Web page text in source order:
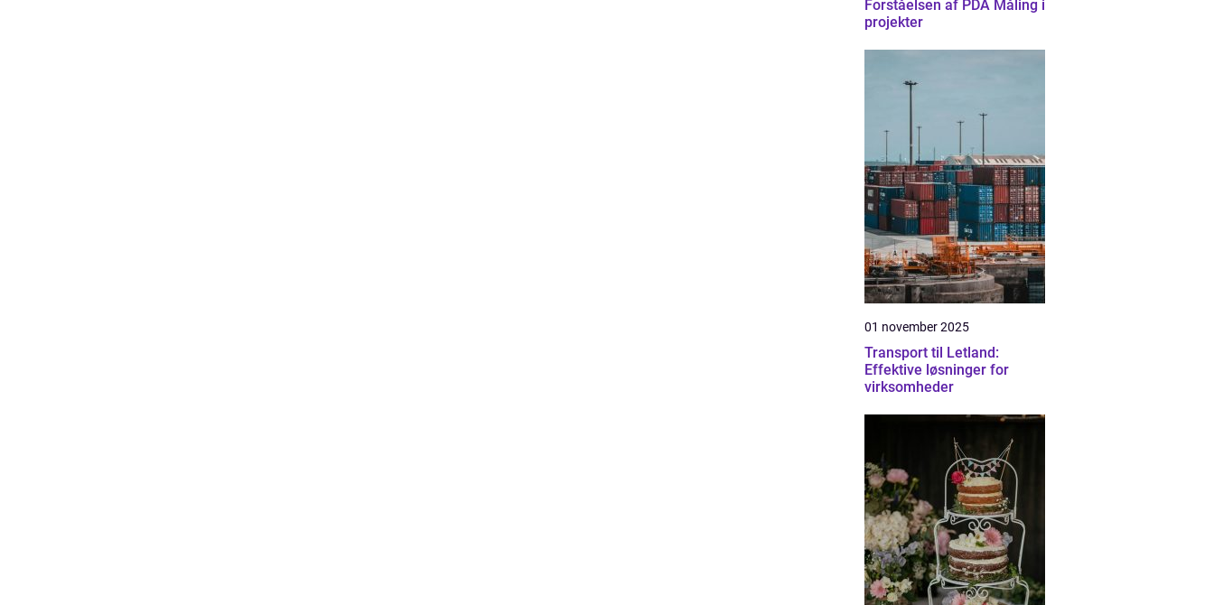
Forståelsen af PDA Måling i
projekter
01 november 2025
Transport til Letland:
Effektive løsninger for
virksomheder